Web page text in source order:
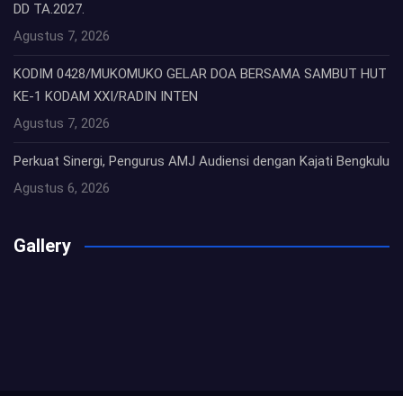
DD TA.2027.
Agustus 7, 2026
KODIM 0428/MUKOMUKO GELAR DOA BERSAMA SAMBUT HUT
KE-1 KODAM XXI/RADIN INTEN
Agustus 7, 2026
Perkuat Sinergi, Pengurus AMJ Audiensi dengan Kajati Bengkulu
Agustus 6, 2026
Gallery